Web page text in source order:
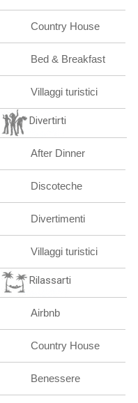
Country House
Bed & Breakfast
Villaggi turistici
Divertirti
After Dinner
Discoteche
Divertimenti
Villaggi turistici
Rilassarti
Airbnb
Country House
Benessere